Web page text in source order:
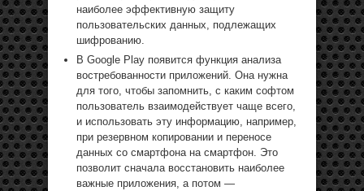
наиболее эффективную защиту
пользовательских данных, подлежащих
шифрованию.
В Google Play появится функция анализа
востребованности приложений. Она нужна
для того, чтобы запомнить, с каким софтом
пользователь взаимодействует чаще всего,
и использовать эту информацию, например,
при резервном копировании и переносе
данных со смартфона на смартфон. Это
позволит сначала восстановить наиболее
важные приложения, а потом —